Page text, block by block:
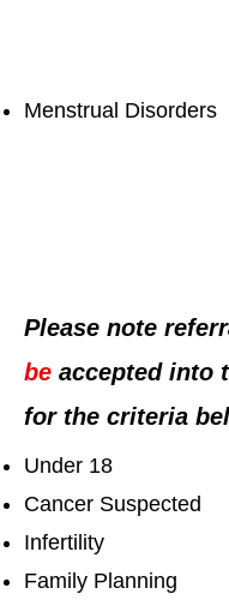
Menstrual
Please note
be accepted into
for the criteria
Under 18
Cancer Suspected
Infertility
Family Planning